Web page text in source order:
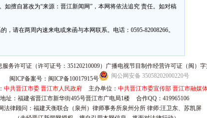
如擅自篡改为“来源：晋江新闻网”，本网将依法追究 责任。如对稿
请在两周内速来电或来函与本网联系。电话：0595-82008266。
务许可证（许可证号：35120210009）广播电视节目制作经营许可证（闽）字
闽ICP备案号：闽ICP备10017915号
闽公网安备 35058202000220号
中共晋江市委 晋江市人民政府 主办单位： 中共晋江市委宣传部 晋江市融媒
地址：福建省晋江市新华街495号晋江市广电局1楼
合作QQ：419965106
法律顾问：福建天衡联合（泉州）律师事务所泉州分所 律师:汪卫东、苏凯屏